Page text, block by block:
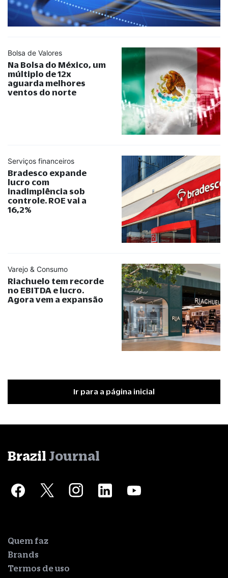
Bolsa de Valores
Na Bolsa do México, um
múltiplo de 12x
aguarda melhores
ventos do norte
Serviços financeiros
Bradesco expande
lucro com
inadimplência sob
controle. ROE vai a
16,2%
Varejo & Consumo
Riachuelo tem recorde
no EBITDA e lucro.
Agora vem a expansão
Ir para a página inicial
Brazil Journal
Quem faz
Brands
Termos de uso